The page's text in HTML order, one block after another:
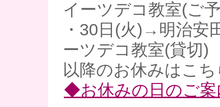
イーツデコ教室(ご
・30日(火)→明治安
ーツデコ教室(貸切)
以降のお休みはこち
◆お休みの日のご